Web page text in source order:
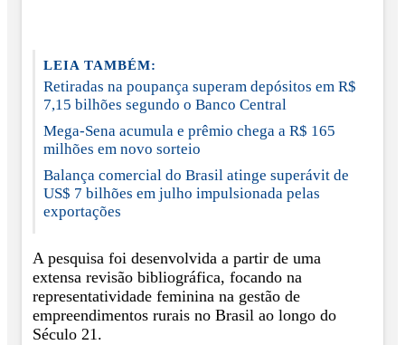
LEIA TAMBÉM:
Retiradas na poupança superam depósitos em R$
7,15 bilhões segundo o Banco Central
Mega-Sena acumula e prêmio chega a R$ 165
milhões em novo sorteio
Balança comercial do Brasil atinge superávit de
US$ 7 bilhões em julho impulsionada pelas
exportações
A pesquisa foi desenvolvida a partir de uma
extensa revisão bibliográfica, focando na
representatividade feminina na gestão de
empreendimentos rurais no Brasil ao longo do
Século 21.